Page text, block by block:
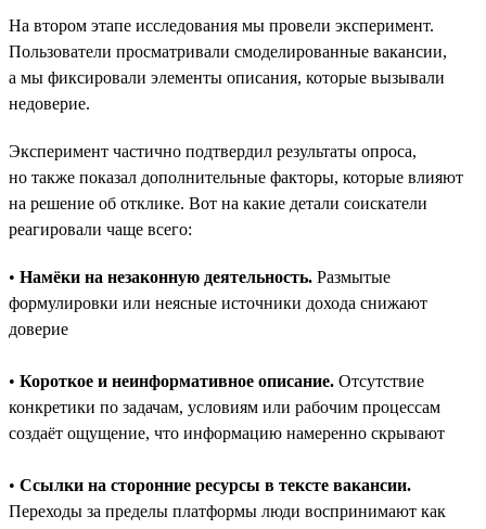
На втором этапе исследования мы провели эксперимент.
Пользователи просматривали смоделированные вакансии,
а мы фиксировали элементы описания, которые вызывали
недоверие.
Эксперимент частично подтвердил результаты опроса,
но также показал дополнительные факторы, которые влияют
на решение об отклике. Вот на какие детали соискатели
реагировали чаще всего:
• Намёки на незаконную деятельность. Размытые
формулировки или неясные источники дохода снижают
доверие
• Короткое и неинформативное описание. Отсутствие
конкретики по задачам, условиям или рабочим процессам
создаёт ощущение, что информацию намеренно скрывают
• Ссылки на сторонние ресурсы в тексте вакансии.
Переходы за пределы платформы люди воспринимают как